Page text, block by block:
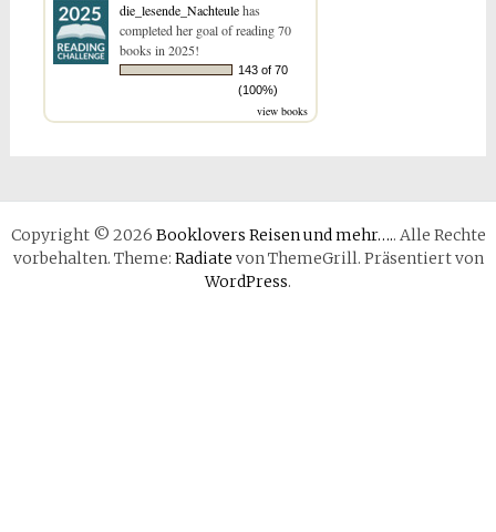
die_lesende_Nachteulehas
completed her goal of reading 70
books in 2025!
143 of 70
(100%)
view books
Copyright © 2026 Booklovers Reisen und mehr….. Alle Rechte
vorbehalten. Theme: Radiate von ThemeGrill. Präsentiert von
WordPress.